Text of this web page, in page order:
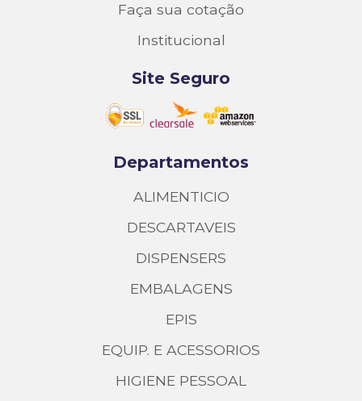
Faça sua cotação
Institucional
Site Seguro
Departamentos
ALIMENTICIO
DESCARTAVEIS
DISPENSERS
EMBALAGENS
EPIS
EQUIP. E ACESSORIOS
HIGIENE PESSOAL